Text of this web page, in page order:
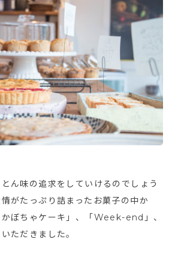
ん味の追求をしていけるのでしょう
がたっぷり詰まったお菓子の中か
ぼちゃケーキ」、「Week-end」、
ただきました。